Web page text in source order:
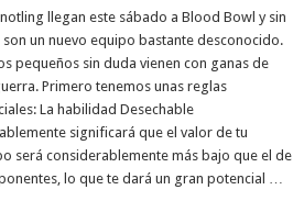
llegan este sábado a Blood Bowl y sin
un nuevo equipo bastante desconocido.
pequeños sin duda vienen con ganas de
Primero tenemos unas reglas
La habilidad Desechable
significará que el valor de tu
será considerablemente más bajo que el de
lo que te dará un gran potencial …